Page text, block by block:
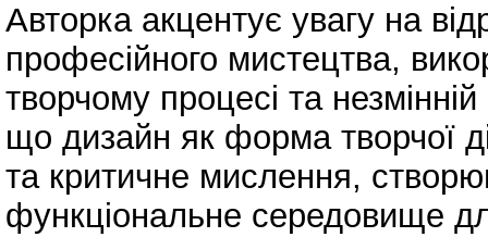
Авторка акцентує увагу на
професійного мистецтва,
творчому процесі та
що дизайн як форма творчої
та критичне мислення,
функціональне середовище